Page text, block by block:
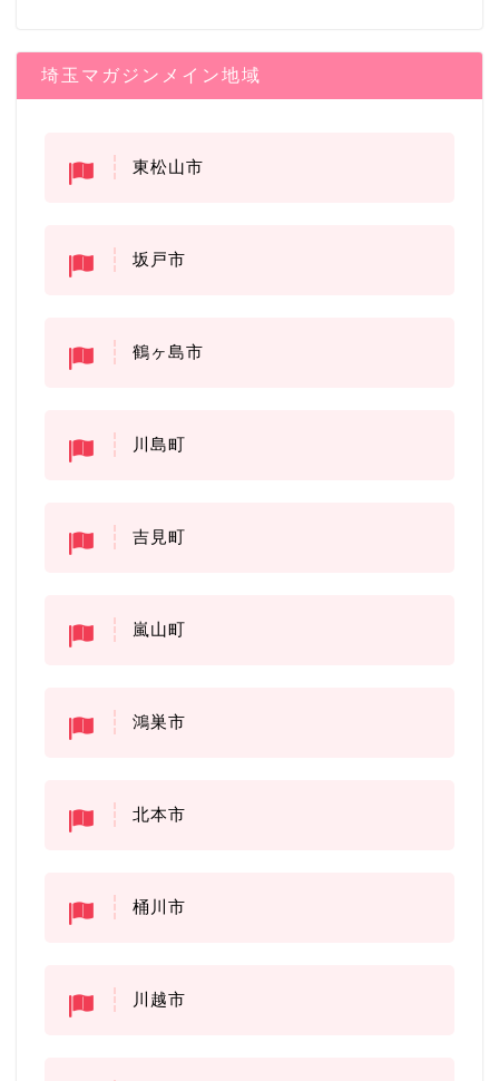
埼玉マガジンメイン地域
東松山市
坂戸市
鶴ヶ島市
川島町
吉見町
嵐山町
鴻巣市
北本市
桶川市
川越市